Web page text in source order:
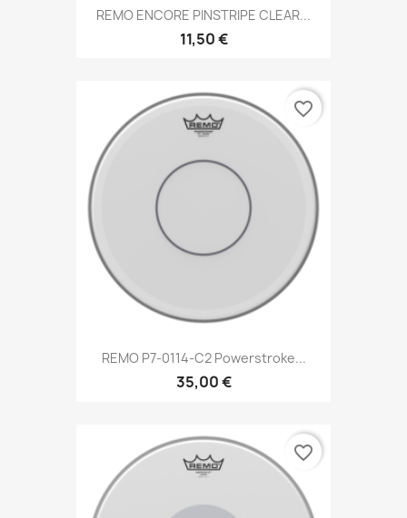
REMO ENCORE PINSTRIPE CLEAR...
11,50 €
REMO P7-0114-C2 Powerstroke...
35,00 €
favorite_border
favorite_border